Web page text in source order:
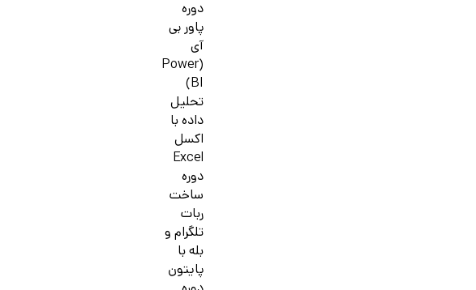
دوره
پاور بی
آی
(Power
BI)
تحلیل
داده با
اکسل
Excel
دوره
ساخت
ربات
تلگرام و
بله با
پایتون